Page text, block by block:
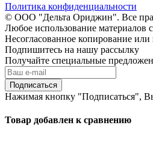
Политика конфиденциальности
© ООО "Дельта Ориджин". Все
Любое использование материалов
Несогласованное копирование
Подпишитесь на нашу рассылку
Получайте специальные
Подписаться
Нажимая кнопку "Подписаться",
Товар добавлен к сравнению